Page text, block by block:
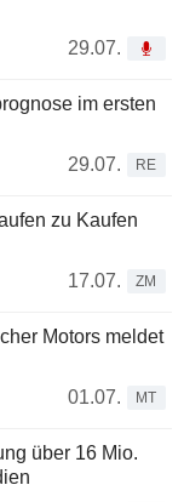
29.07.
im ersten
29.07.
RE
zu Kaufen
17.07.
ZM
Motors meldet
01.07.
MT
über 16 Mio.